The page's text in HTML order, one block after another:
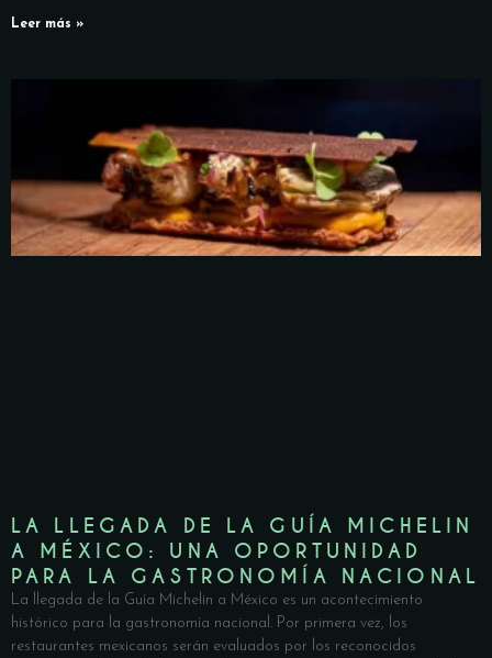
Leer más »
LA LLEGADA DE LA GUÍA MICHELIN
A MÉXICO: UNA OPORTUNIDAD
PARA LA GASTRONOMÍA NACIONAL
La llegada de la Guía Michelin a México es un acontecimiento
histórico para la gastronomía nacional. Por primera vez, los
restaurantes mexicanos serán evaluados por los reconocidos